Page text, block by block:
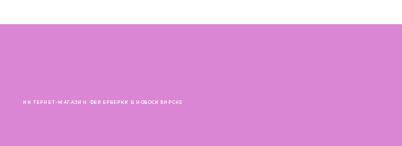
ИНТЕРНЕТ-МАГАЗИН ФЕЙЕРВЕРКИ В НОВОСИБИРСКЕ